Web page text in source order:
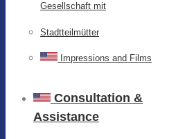
Gesellschaft mit
Stadtteilmütter
Impressions and Films
Consultation &
Assistance